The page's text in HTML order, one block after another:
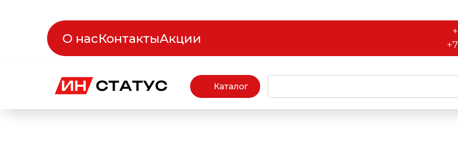
О насКонтактыАкции
Каталог